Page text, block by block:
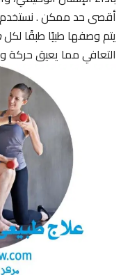
أقصى حد ممكن . نستخدم
يتم وصفها طبيًا طبقًا لكلما
التعافي مما يعيق حركة